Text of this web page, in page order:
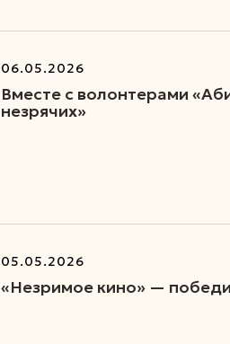
06.05.2026
Вместе с волонтерами
незрячих»
05.05.2026
«Незримое кино» —